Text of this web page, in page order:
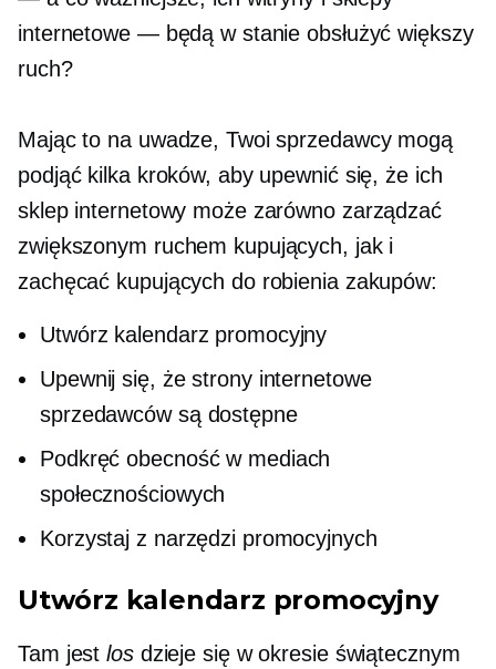
internetowe — będą w stanie obsłużyć większy
ruch?
Mając to na uwadze, Twoi sprzedawcy mogą
podjąć kilka kroków, aby upewnić się, że ich
sklep internetowy może zarówno zarządzać
zwiększonym ruchem kupujących, jak i
zachęcać kupujących do robienia zakupów:
Utwórz kalendarz promocyjny
Upewnij się, że strony internetowe
sprzedawców są dostępne
Podkręć obecność w mediach
społecznościowych
Korzystaj z narzędzi promocyjnych
Utwórz kalendarz promocyjny
Tam jestlosdzieje się w okresie świątecznym